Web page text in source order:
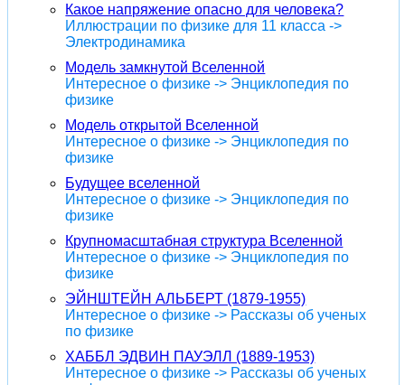
Какое напряжение опасно для человека?
Иллюстрации по физике для 11 класса ->
Электродинамика
Модель замкнутой Вселенной
Интересное о физике -> Энциклопедия по
физике
Модель открытой Вселенной
Интересное о физике -> Энциклопедия по
физике
Будущее вселенной
Интересное о физике -> Энциклопедия по
физике
Крупномасштабная структура Вселенной
Интересное о физике -> Энциклопедия по
физике
ЭЙНШТЕЙН АЛЬБЕРТ (1879-1955)
Интересное о физике -> Рассказы об ученых
по физике
ХАББЛ ЭДВИН ПАУЭЛЛ (1889-1953)
Интересное о физике -> Рассказы об ученых